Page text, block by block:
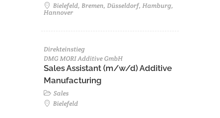
Bielefeld, Bremen, Düsseldorf, Hamburg,
Hannover
Direkteinstieg
DMG MORI Additive GmbH
Sales Assistant (m/w/d) Additive
Manufacturing
Sales
Bielefeld